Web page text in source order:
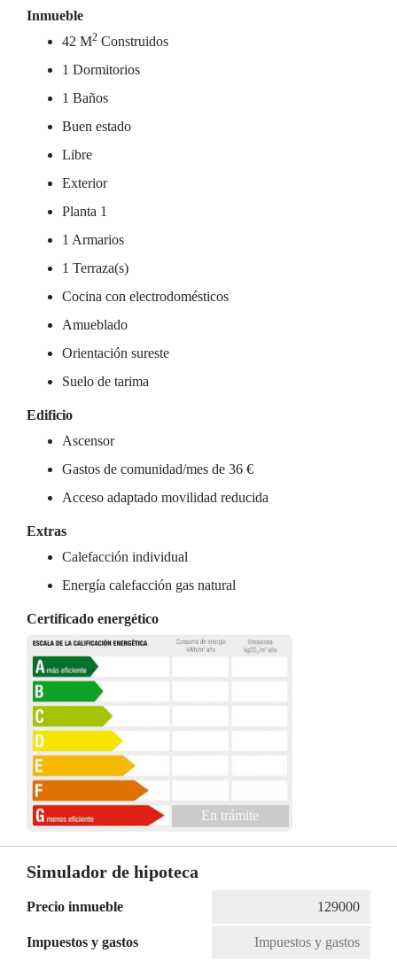
Inmueble
42 M2 Construidos
1 Dormitorios
1 Baños
Buen estado
Libre
Exterior
Planta 1
1 Armarios
1 Terraza(s)
Cocina con electrodomésticos
Amueblado
Orientación sureste
Suelo de tarima
Edificio
Ascensor
Gastos de comunidad/mes de 36 €
Acceso adaptado movilidad reducida
Extras
Calefacción individual
Energía calefacción gas natural
Certificado energético
En trámite
Simulador de hipoteca
Precio inmueble
Impuestos y gastos